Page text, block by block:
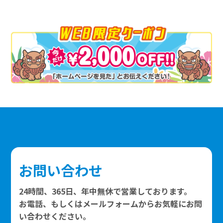
お問い合わせ
24時間、365日、年中無休で営業しております。
お電話、もしくはメールフォームからお気軽にお問
い合わせください。